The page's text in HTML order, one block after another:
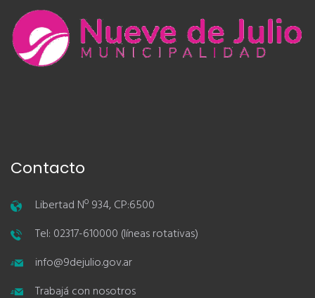
Contacto
Libertad Nº 934, CP:6500
Tel: 02317-610000 (líneas rotativas)
info@9dejulio.gov.ar
Trabajá con nosotros